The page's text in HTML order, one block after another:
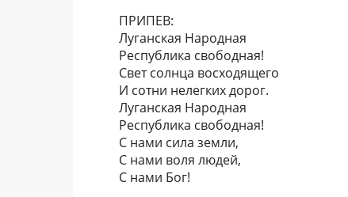
ПРИПЕВ:
Луганская Народная
Республика свободная!
Свет солнца восходящего
И сотни нелегких дорог.
Луганская Народная
Республика свободная!
С нами сила земли,
С нами воля людей,
С нами Бог!